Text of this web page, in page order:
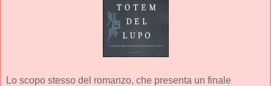
Lo scopo stesso del romanzo, che presenta un finale